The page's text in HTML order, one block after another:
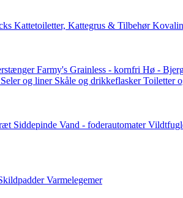
Kattetoiletter, Kattegrus & Tilbehør
Farmy's Grainless - kornfri Hø -
Seler og liner Skåle og drikkeflasker Toiletter
Siddepinde Vand - foderautomater
Varmelegemer